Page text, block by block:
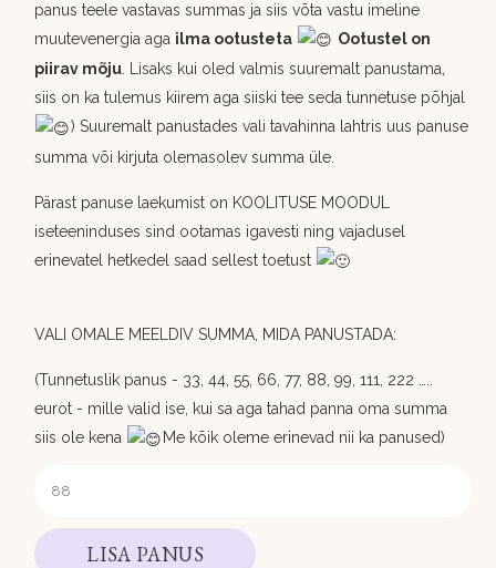
panus teele vastavas summas ja siis võta vastu imeline
muutevenergia aga ilma ootusteta
Ootustel on
piirav mõju. Lisaks kui oled valmis suuremalt panustama,
siis on ka tulemus kiirem aga siiski tee seda tunnetuse põhjal
) Suuremalt panustades vali tavahinna lahtris uus panuse
summa või kirjuta olemasolev summa üle.
Pärast panuse laekumist on KOOLITUSE MOODUL
iseteeninduses sind ootamas igavesti ning vajadusel
erinevatel hetkedel saad sellest toetust
VALI OMALE MEELDIV SUMMA, MIDA PANUSTADA:
(Tunnetuslik panus - 33, 44, 55, 66, 77, 88, 99, 111, 222 …..
eurot - mille valid ise, kui sa aga tahad panna oma summa
siis ole kena
Me kõik oleme erinevad nii ka panused)
LISA PANUS